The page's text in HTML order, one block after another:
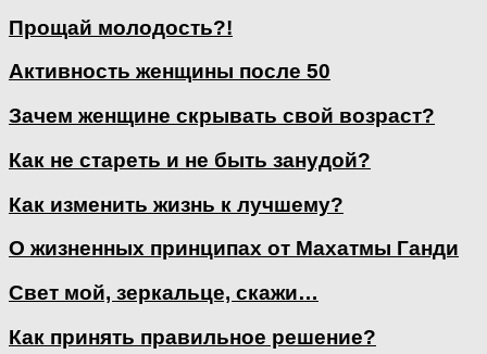
Прощай молодость?!
Активность женщины после 50
Зачем женщине скрывать свой возраст?
Как не стареть и не быть занудой?
Как изменить жизнь к лучшему?
О жизненных принципах от Махатмы Ганди
Свет мой, зеркальце, скажи…
Как принять правильное решение?